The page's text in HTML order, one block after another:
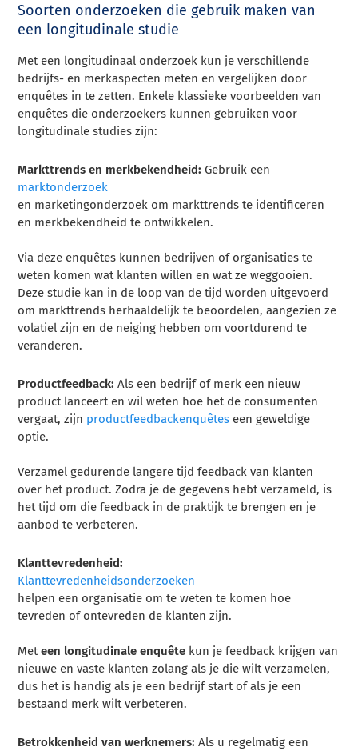
Soorten onderzoeken die gebruik maken van
een longitudinale studie
Met een longitudinaal onderzoek kun je verschillende
bedrijfs- en merkaspecten meten en vergelijken door
enquêtes in te zetten. Enkele klassieke voorbeelden van
enquêtes die onderzoekers kunnen gebruiken voor
longitudinale studies zijn:
Markttrends en merkbekendheid: Gebruik een
marktonderzoek
en marketingonderzoek om markttrends te identificeren
en merkbekendheid te ontwikkelen.
Via deze enquêtes kunnen bedrijven of organisaties te
weten komen wat klanten willen en wat ze weggooien.
Deze studie kan in de loop van de tijd worden uitgevoerd
om markttrends herhaaldelijk te beoordelen, aangezien ze
volatiel zijn en de neiging hebben om voortdurend te
veranderen.
Productfeedback: Als een bedrijf of merk een nieuw
product lanceert en wil weten hoe het de consumenten
vergaat, zijn productfeedbackenquêtes een geweldige
optie.
Verzamel gedurende langere tijd feedback van klanten
over het product. Zodra je de gegevens hebt verzameld, is
het tijd om die feedback in de praktijk te brengen en je
aanbod te verbeteren.
Klanttevredenheid:
Klanttevredenheidsonderzoeken
helpen een organisatie om te weten te komen hoe
tevreden of ontevreden de klanten zijn.
Meteen longitudinale enquête kun je feedback krijgen van
nieuwe en vaste klanten zolang als je die wilt verzamelen,
dus het is handig als je een bedrijf start of als je een
bestaand merk wilt verbeteren.
Betrokkenheid van werknemers: Als u regelmatig een